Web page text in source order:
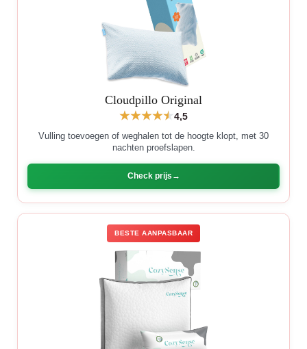
Cloudpillo Original
4,5
Vulling toevoegen of weghalen tot de hoogte klopt, met 30
nachten proefslapen.
Check prijs
BESTE AANPASBAAR